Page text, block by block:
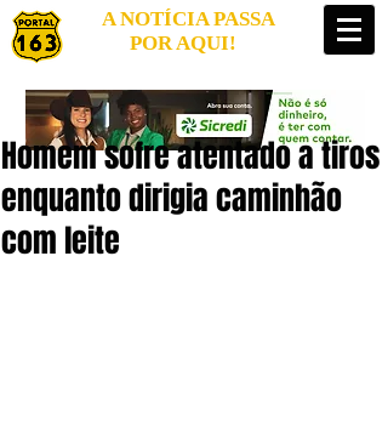
A NOTÍCIA PASSA
POR AQUI!
Homem sofre atentado a tiros
enquanto dirigia caminhão
com leite